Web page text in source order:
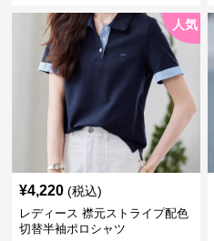
人気
¥4,220 (税込)
レディース 襟元ストライプ配色
切替半袖ポロシャツ